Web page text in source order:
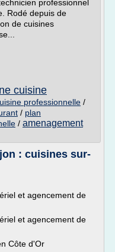
professionnel
Rodé depuis de
de cuisines
cuisine
professionnelle /
/ plan
/ amenagement
: cuisines sur-
et agencement de
et agencement de
Côte d'Or